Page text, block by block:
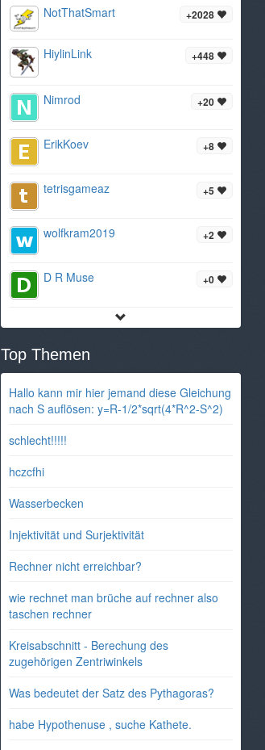
+2028
NotThatSmart
+448
HiylinLink
+20
Nimrod
+8
ErikKoev
+5
tetrisgameaz
+2
wolfkram2019
+0
D R Muse
Top Themen
Hallo kann mir hier jemand diese Gleichung
nach S auflösen: y=R-1/2*sqrt(4*R^2-S^2)
schlecht!!!!!
hczcfhi
Wasserbecken
Injektivität und Surjektivität
Rechner nicht erreichbar?
wie rechnet man brüche auf rechner also
taschen rechner
Kreisabschnitt - Berechung des
zugehörigen Zentriwinkels
Was bedeutet der Satz des Pythagoras?
habe Hypothenuse , suche Kathete.